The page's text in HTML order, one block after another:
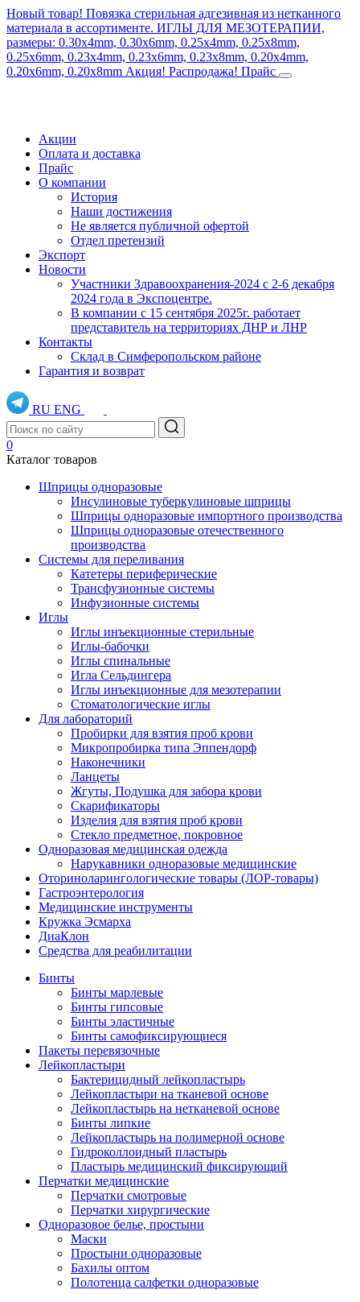
Новый товар! Повязка стерильная адгезивная из нетканного
материала в ассортименте. ИГЛЫ ДЛЯ МЕЗОТЕРАПИИ,
размеры: 0.30x4mm, 0.30x6mm, 0.25x4mm, 0.25x8mm,
0.25x6mm, 0.23x4mm, 0.23x6mm, 0.23x8mm, 0.20x4mm,
0.20x6mm, 0.20x8mm Акция! Распродажа! Прайс
Акции
Оплата и доставка
Прайс
О компании
История
Наши достижения
Не является публичной офертой
Отдел претензий
Экспорт
Новости
Участники Здравоохранения-2024 с 2-6 декабря
2024 года в Экспоцентре.
В компании с 15 сентября 2025г. работает
представитель на территориях ДНР и ЛНР
Контакты
Склад в Симферопольском районе
Гарантия и возврат
RU ENG
0
Каталог товаров
Шприцы одноразовые
Инсулиновые туберкулиновые шприцы
Шприцы одноразовые импортного производства
Шприцы одноразовые отечественного
производства
Системы для переливания
Катетеры периферические
Трансфузионные системы
Инфузионные системы
Иглы
Иглы инъекционные стерильные
Иглы-бабочки
Иглы спинальные
Игла Сельдингера
Иглы инъекционные для мезотерапии
Стоматологические иглы
Для лабораторий
Пробирки для взятия проб крови
Микропробирка типа Эппендорф
Наконечники
Ланцеты
Жгуты, Подушка для забора крови
Скарификаторы
Изделия для взятия проб крови
Стекло предметное, покровное
Одноразовая медицинская одежда
Нарукавники одноразовые медицинские
Оториноларингологические товары (ЛОР-товары)
Гастроэнтерология
Медицинские инструменты
Кружка Эсмарха
ДиаКлон
Средства для реабилитации
Бинты
Бинты марлевые
Бинты гипсовые
Бинты эластичные
Бинты самофиксирующиеся
Пакеты перевязочные
Лейкопластыри
Бактерицидный лейкопластырь
Лейкопластыри на тканевой основе
Лейкопластырь на нетканевой основе
Бинты липкие
Лейкопластырь на полимерной основе
Гидроколлоидный пластырь
Пластырь медицинский фиксирующий
Перчатки медицинские
Перчатки смотровые
Перчатки хирургические
Одноразовое белье, простыни
Маски
Простыни одноразовые
Бахилы оптом
Полотенца салфетки одноразовые